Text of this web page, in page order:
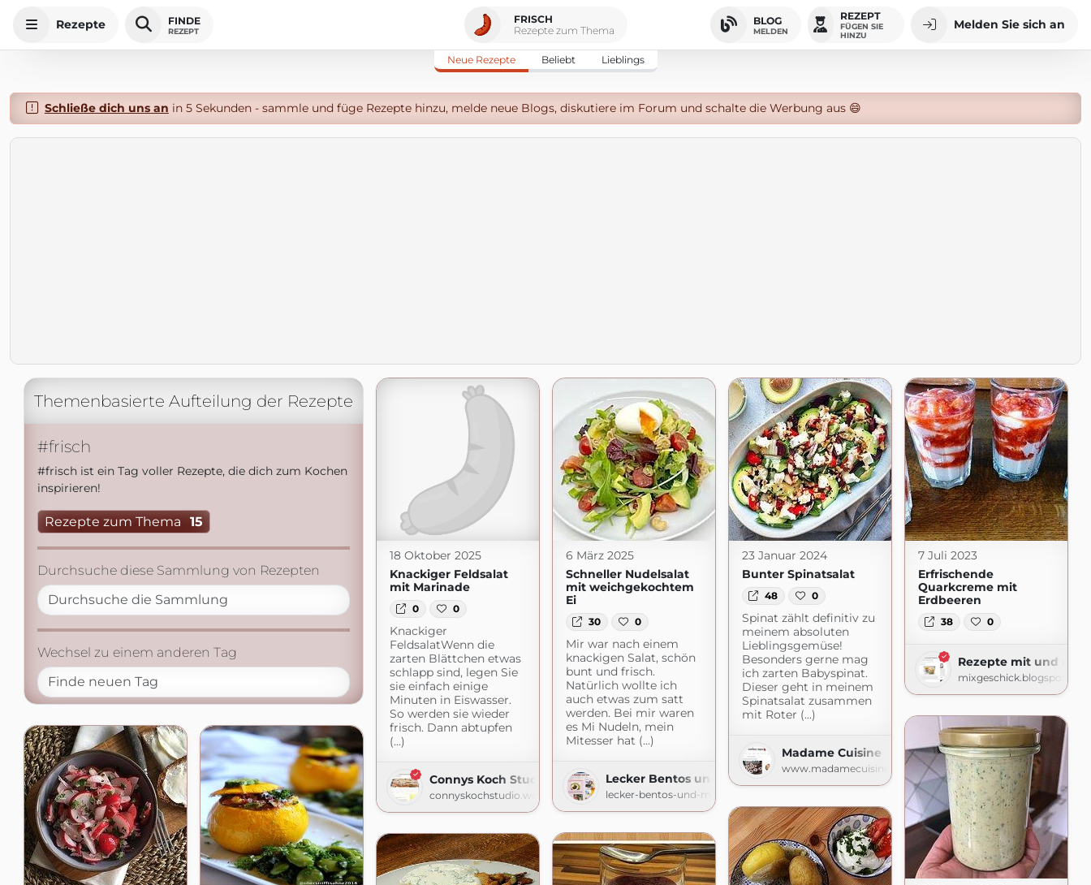
Rezepte FINDE
REZEPT
FRISCH
Rezepte zum Thema
BLOG
MELDEN
REZEPT
FÜGEN SIE
HINZU
Melden Sie sich an
Neue Rezepte Beliebt Lieblings
Schließe dich uns an in 5 Sekunden - sammle und füge Rezepte hinzu, melde neue Blogs, diskutiere im Forum und schalte die Werbung aus 😄
Themenbasierte Aufteilung der Rezepte
#frisch
#frisch ist ein Tag voller Rezepte, die dich zum Kochen
inspirieren!
Rezepte zum Thema 15
Durchsuche diese Sammlung von Rezepten
Wechsel zu einem anderen Tag
18 Oktober 2025
Knackiger Feldsalat
mit Marinade
0 0
Knackiger
FeldsalatWenn die
zarten Blättchen etwas
schlapp sind, legen Sie
sie einfach einige
Minuten in Eiswasser.
So werden sie wieder
frisch. Dann abtupfen
(...)
Connys Koch Studio
connyskochstudio.wordpress.com
6 März 2025
Schneller Nudelsalat
mit weichgekochtem
Ei
30 0
Mir war nach einem
knackigen Salat, schön
bunt und frisch.
Natürlich wollte ich
auch etwas zum satt
werden. Bei mir waren
es Mi Nudeln, mein
Mitesser hat (...)
Lecker Bentos und mehr
lecker-bentos-und-mehr.blogspot.com
23 Januar 2024
Bunter Spinatsalat
48 0
Spinat zählt definitiv zu
meinem absoluten
Lieblingsgemüse!
Besonders gerne mag
ich zarten Babyspinat.
Dieser geht in meinem
Spinatsalat zusammen
mit Roter (...)
Madame Cuisine
www.madamecuisine.de
7 Juli 2023
Erfrischende
Quarkcreme mit
Erdbeeren
38 0
Rezepte mit und
mixgeschick.blogspot.com